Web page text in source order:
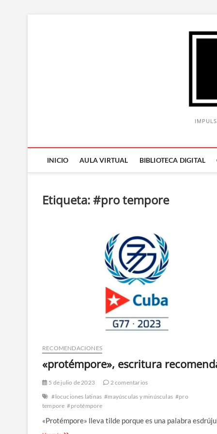
INICIO AULA VIRTUAL BIBLIOTECA DIGITAL
Etiqueta:#pro tempore
RECOMENDACIONES
«protémpore», escritura
5 de julio de 2023
2 comentarios
#locuciones latinas #mayúsculas y minúsculas #pro
tempore #protémpore
«Protémpore» lleva tilde porque es una palabra